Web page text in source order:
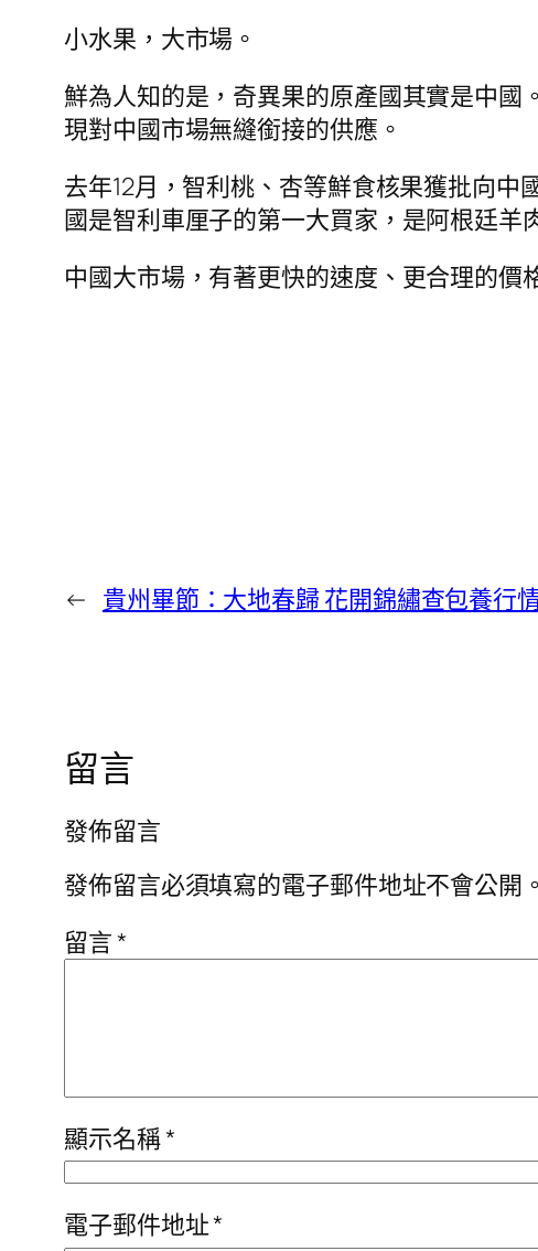
小水果，大市場。
鮮為人知的是，奇異果的原產國其實是中
現對中國市場無縫銜接的供應。
去年12月，智利桃、杏等鮮食核果獲批向中
國是智利車厘子的第一大買家，是阿根廷羊
中國大市場，有著更快的速度、更合理的價
← 貴州畢節：大地春歸 花開錦繡查包養行
留言
發佈留言
發佈留言必須填寫的電子郵件地址不會公開。
留言*
顯示名稱*
電子郵件地址*